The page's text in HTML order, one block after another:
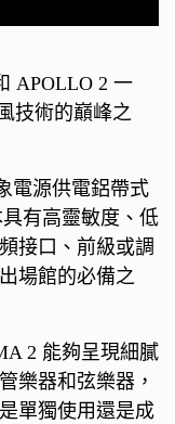
APOLLO 2 一
技術的巔峰之
電源供電鋁帶式
有高靈敏度、低
接口、前級或調
場館的必備之
2 能夠呈現細膩
樂器和弦樂器，
單獨使用還是成